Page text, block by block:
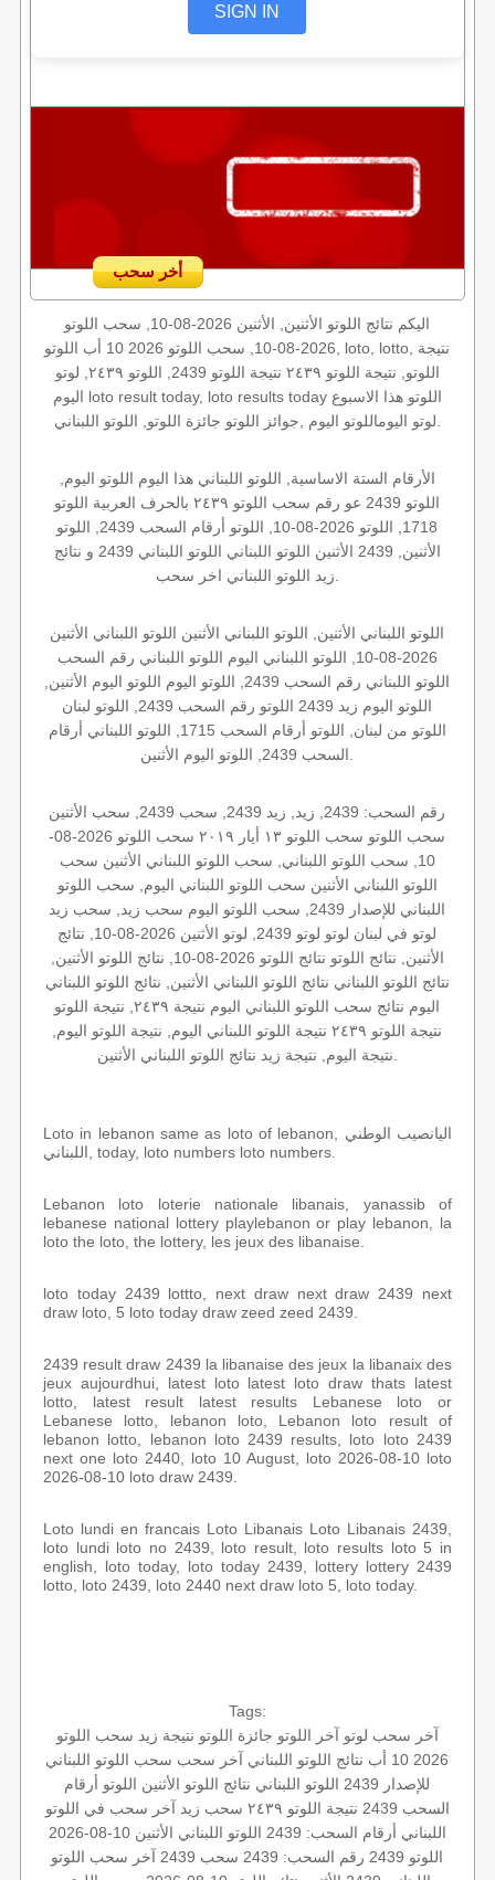
SIGN IN
أخر سحب
اليكم نتائج اللوتو الأثنين, الأثنين 2026-08-10, سحب اللوتو
2026-08-10, سحب اللوتو 2026 10 أب اللوتو, loto, lotto, نتيجة
اللوتو, نتيجة اللوتو ٢٤٣٩ نتيجة اللوتو 2439, اللوتو ٢٤٣٩, لوتو
اليوم loto result today, loto results today اللوتو هذا الاسبوع
الأرقام الستة الاساسية, اللوتو اللبناني هذا اليوم اللوتو اليوم,
اللوتو 2439 عو رقم سحب اللوتو ٢٤٣٩ بالحرف العربية اللوتو
1718, اللوتو 2026-08-10, اللوتو أرقام السحب 2439, اللوتو
الأثنين, 2439 الأثنين اللوتو اللبناني اللوتو اللبناني 2439 و نتائج
اللوتو اللبناني الأثنين, اللوتو اللبناني الأثنين اللوتو اللبناني الأثنين
2026-08-10, اللوتو اللبناني اليوم اللوتو اللبناني رقم السحب
اللوتو اللبناني رقم السحب 2439, اللوتو اليوم اللوتو اليوم الأثنين,
اللوتو اليوم زيد 2439 اللوتو رقم السحب 2439, اللوتو لبنان
اللوتو من لبنان, اللوتو أرقام السحب 1715, اللوتو اللبناني أرقام
رقم السحب: 2439, زيد, زيد 2439, سحب 2439, سحب الأثنين
سحب اللوتو سحب اللوتو ١٣ أيار ٢٠١٩ سحب اللوتو 2026-08-
10, سحب اللوتو اللبناني, سحب اللوتو اللبناني الأثنين سحب
اللوتو اللبناني الأثنين سحب اللوتو اللبناني اليوم, سحب اللوتو
اللبناني للإصدار 2439, سحب اللوتو اليوم سحب زيد, سحب زيد
لوتو في لبنان لوتو لوتو 2439, لوتو الأثنين 2026-08-10, نتائج
الأثنين, نتائج اللوتو نتائج اللوتو 2026-08-10, نتائج اللوتو الأثنين,
نتائج اللوتو اللبناني نتائج اللوتو اللبناني الأثنين, نتائج اللوتو اللبناني
اليوم نتائج سحب اللوتو اللبناني اليوم نتيجة ٢٤٣٩, نتيجة اللوتو
نتيجة اللوتو ٢٤٣٩ نتيجة اللوتو اللبناني اليوم, نتيجة اللوتو اليوم,
Loto in lebanon same as loto of lebanon, اليانصيب الوطني
اللبناني, today, loto numbers loto numbers.
Lebanon loto loterie nationale libanais, yanassib of
lebanese national lottery playlebanon or play lebanon, la
loto the loto, the lottery, les jeux des libanaise.
loto today 2439 lottto, next draw next draw 2439 next
draw loto, 5 loto today draw zeed zeed 2439.
2439 result draw 2439 la libanaise des jeux la libanaix des
jeux aujourdhui, latest loto latest loto draw thats latest
lotto, latest result latest results Lebanese loto or
Lebanese lotto, lebanon loto, Lebanon loto result of
lebanon lotto, lebanon loto 2439 results, loto loto 2439
next one loto 2440, loto 10 August, loto 2026-08-10 loto
2026-08-10 loto draw 2439.
Loto lundi en francais Loto Libanais Loto Libanais 2439,
loto lundi loto no 2439, loto result, loto results loto 5 in
english, loto today, loto today 2439, lottery lottery 2439
lotto, loto 2439, loto 2440 next draw loto 5, loto today.
Tags:
آخر سحب لوتو آخر اللوتو جائزة اللوتو نتيجة زيد سحب اللوتو
2026 10 أب
نتائج اللوتو اللبناني آخر سحب سحب اللوتو اللبناني
للإصدار 2439
اللوتو اللبناني نتائج اللوتو الأثنين اللوتو أرقام
السحب 2439
نتيجة اللوتو ٢٤٣٩ سحب زيد آخر سحب في اللوتو
اللبناني أرقام السحب: 2439
اللوتو اللبناني الأثنين 10-08-2026
اللوتو 2439
رقم السحب: 2439 سحب 2439
آخر سحب اللوتو